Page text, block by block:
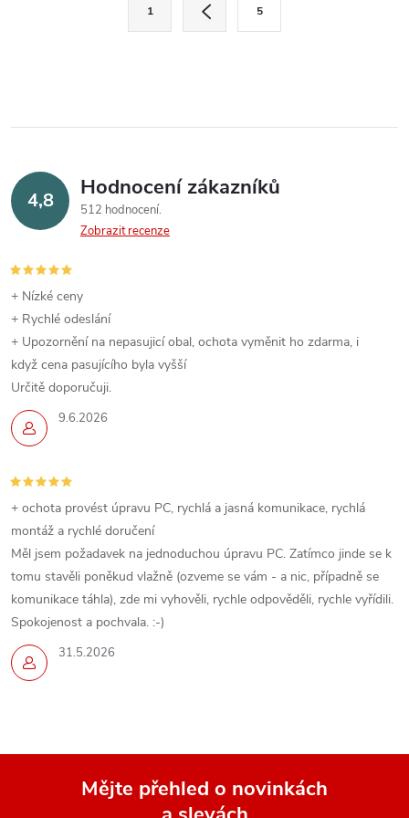
2.0 / 5.1GHz, 8MB L2 /...
vláken, P-core...
a
c
í
p
r
v
k
y
v
ý
p
i
s
u
k
v
á
n
1 5
4,8 Hodnocení zákazníků
512 hodnocení
Zobrazit recenze
9.6.2026
+ Nízké ceny
+ Rychlé odeslání
+ Upozornění na nepasujicí obal, ochota vyměnit ho zdarma, i
když cena pasujícího byla vyšší
Určitě doporučuji.
31.5.2026
+ ochota provést úpravu PC, rychlá a jasná komunikace, rychlá
montáž a rychlé doručení
Měl jsem požadavek na jednoduchou úpravu PC. Zatímco jinde se k
tomu stavěli poněkud vlažně (ozveme se vám - a nic, případně se
komunikace táhla), zde mi vyhověli, rychle odpověděli, rychle vyřídili.
Spokojenost a pochvala. :-)
Mějte přehled o novinkách